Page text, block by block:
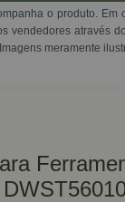
o produto. Em
vendedores através
Imagens meramente